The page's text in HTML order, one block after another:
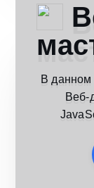
В данном
Веб-